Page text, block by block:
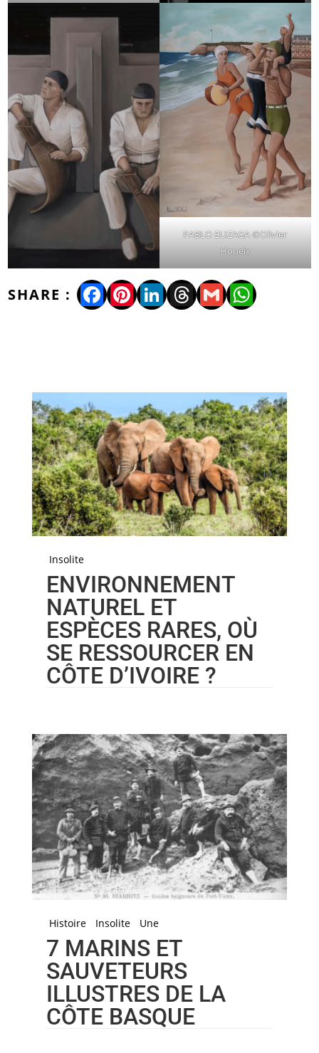
PABLO ELIZAGA ©Olivier
Houeix
Facebook
Pinterest
LinkedIn
Threads
Gmail
Insolite
ENVIRONNEMENT
NATUREL ET
ESPÈCES RARES, OÙ
SE RESSOURCER EN
CÔTE D’IVOIRE ?
Histoire Insolite Une
7 MARINS ET
SAUVETEURS
ILLUSTRES DE LA
CÔTE BASQUE